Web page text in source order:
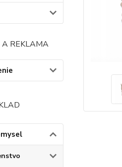
REKLAMA